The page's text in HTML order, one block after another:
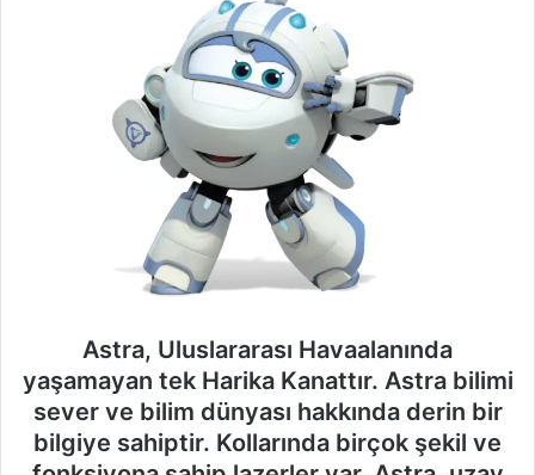
Astra, Uluslararası Havaalanında
yaşamayan tek Harika Kanattır. Astra bilimi
sever ve bilim dünyası hakkında derin bir
bilgiye sahiptir. Kollarında birçok şekil ve